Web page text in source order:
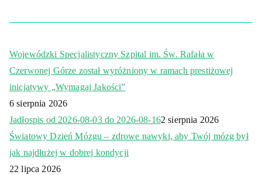
Wojewódzki Specjalistyczny Szpital im. Św. Rafała w
Czerwonej Górze został wyróżniony w ramach prestiżowej
inicjatywy „Wymagaj Jakości”
6 sierpnia 2026
Jadłospis od 2026-08-03 do 2026-08-162 sierpnia 2026
Światowy Dzień Mózgu – zdrowe nawyki, aby Twój mózg był
jak najdłużej w dobrej kondycji
22 lipca 2026